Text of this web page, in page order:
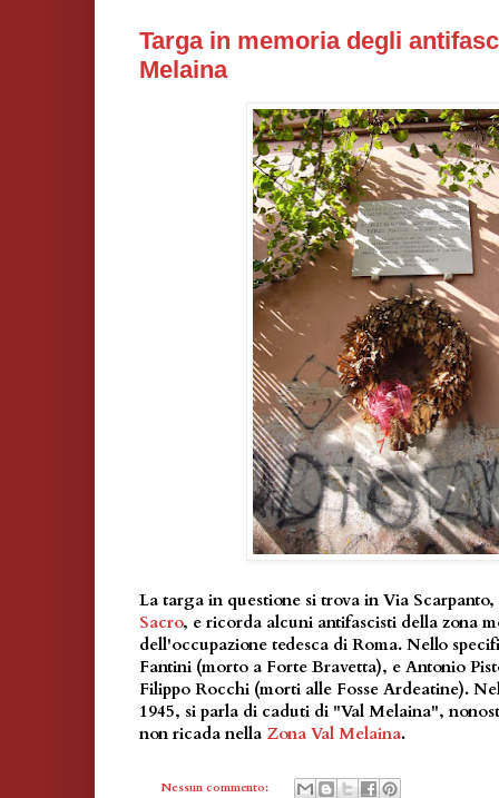
Targa in memoria degli
Melaina
La targa in questione si trova in Via
Sacro, e ricorda alcuni antifascisti della zona
dell'occupazione tedesca di Roma. Nello
Fantini (morto a Forte Bravetta), e Antonio
Filippo Rocchi (morti alle Fosse Ardeatine).
1945, si parla di caduti di "Val Melaina",
non ricada nella Zona Val Melaina.
Nessun commento: